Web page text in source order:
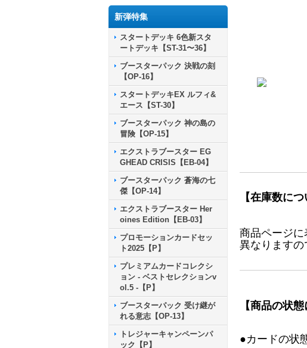
新弾特集
スタートデッキ 6色新スタ
ートデッキ【ST-31〜36】
ブースターパック 決戦の刻
【OP-16】
スタートデッキEX ルフィ&
エース【ST-30】
ブースターパック 神の島の
冒険【OP-15】
エクストラブースター EG
GHEAD CRISIS【EB-04】
ブースターパック 蒼海の七
傑【OP-14】
エクストラブースター Her
oines Edition【EB-03】
プロモーションカードセッ
ト2025【P】
プレミアムカードコレクシ
ョン - ベストセレクションv
ol.5 -【P】
ブースターパック 受け継が
れる意志【OP-13】
トレジャーキャンペーンパ
ック【P】
【在庫数につ
商品ページ
異なりますの
【商品の状態
●カードの状